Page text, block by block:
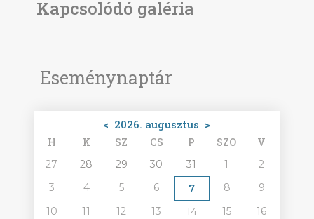
Eseménynaptár
< 2026. augusztus >
H K SZ CS P SZO V
27 28 29 30 31 1
2
3
4 5 6 7 8
9
10
11 12 13 14 15
16
Kapcsolódó galéria